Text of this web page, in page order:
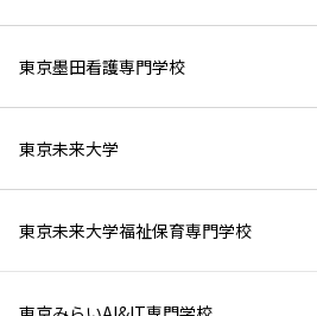
東京墨田看護専門学校
東京未来大学
東京未来大学福祉保育専門学校